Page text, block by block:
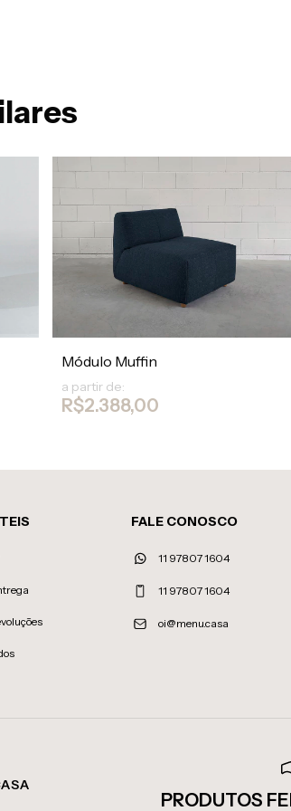
Módulo Muffin
a partir de:
R$2.388,00
FALE CONOSCO
11 97807 1604
11 97807 1604
oi@menu.casa
PRODUTOS